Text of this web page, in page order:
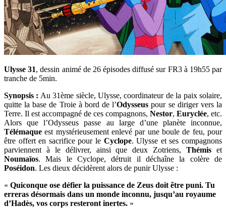
Ulysse 31, dessin animé de 26 épisodes diffusé sur FR3 à 19h55 par
tranche de 5min.
Synopsis : Au 31ème siècle, Ulysse, coordinateur de la paix solaire,
quitte la base de Troie à bord de l’Odysseus pour se diriger vers la
Terre. Il est accompagné de ces compagnons, Nestor, Euryclée, etc.
Alors que l’Odysseus passe au large d’une planète inconnue,
Télémaque est mystérieusement enlevé par une boule de feu, pour
être offert en sacrifice pour le Cyclope. Ulysse et ses compagnons
parviennent à le délivrer, ainsi que deux Zotriens,Thémis et
Noumaïos. Mais le Cyclope, détruit il déchaîne la colère de
Poséidon. Les dieux décidèrent alors de punir Ulysse :
« Quiconque ose défier la puissance de Zeus doit être puni. Tu
erreras désormais dans un monde inconnu, jusqu’au royaume
d’Hadès, vos corps resteront inertes. »